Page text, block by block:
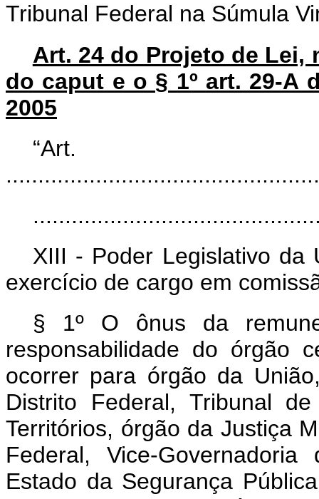
Tribunal Federal na Súmula
Art. 24 do Projeto de Lei,
do caput e o § 1º art. 29-A
2005
XIII - Poder Legislativo da
exercício de cargo em
§ 1º O ônus da
responsabilidade do órgão
ocorrer para órgão da
Distrito Federal, Tribunal
Territórios, órgão da Justiça
Federal, Vice-
Estado da Segurança